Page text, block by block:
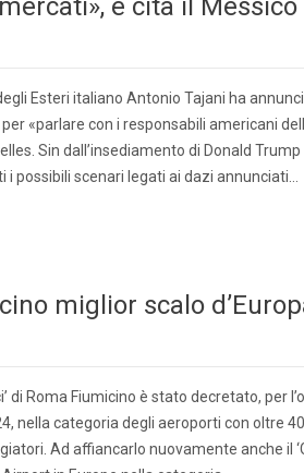
e cita il Messico
Esteri italiano Antonio Tajani ha
«parlare con i responsabili americani
Sin dall’insediamento di Donald
possibili scenari legati ai dazi annunciati…
miglior scalo
di Roma Fiumicino è stato decretato, per
nella categoria degli aeroporti con oltre
Ad affiancarlo nuovamente anche il